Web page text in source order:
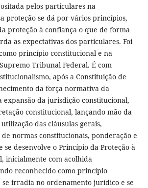
pelos particulares na
proteção se dá por vários princípios,
proteção à confiança o que de forma
as expectativas dos particulares. Foi
princípio constitucional e na
Tribunal Federal. É com
após a Constituição de
da força normativa da
expansão da jurisdição constitucional,
constitucional, lançando mão da
das cláusulas gerais,
normas constitucionais, ponderação e
se desenvolve o Princípio da Proteção à
inicialmente com acolhida
reconhecido como princípio
irradia no ordenamento jurídico e se